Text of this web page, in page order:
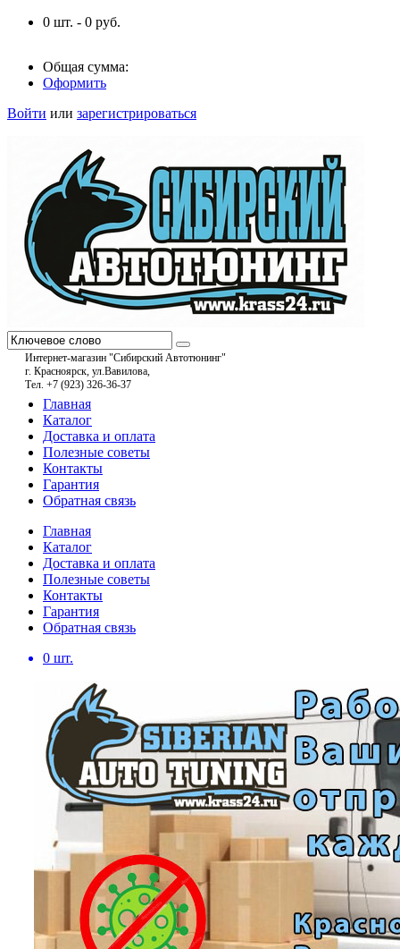
0 шт. - 0 руб.
Общая сумма:
Оформить
Войти или зарегистрироваться
Интернет-магазин "Сибирский Автотюнинг"
г. Красноярск, ул.Вавилова,
Тел. +7 (923) 326-36-37
Главная
Каталог
Доставка и оплата
Полезные советы
Контакты
Гарантия
Обратная связь
Главная
Каталог
Доставка и оплата
Полезные советы
Контакты
Гарантия
Обратная связь
0 шт.